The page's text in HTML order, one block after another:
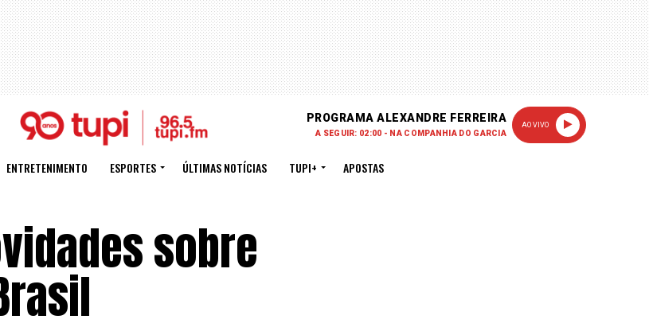
PROGRAMA ALEXANDRE FERREIRA
A SEGUIR: 02:00 - NA COMPANHIA DO GARCIA
AO VIVO
ENTRETENIMENTO ESPORTES ÚLTIMAS NOTÍCIAS TUPI+ APOSTAS
sobre